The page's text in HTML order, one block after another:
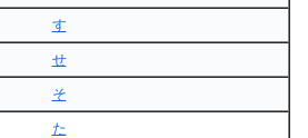
す
せ
そ
た